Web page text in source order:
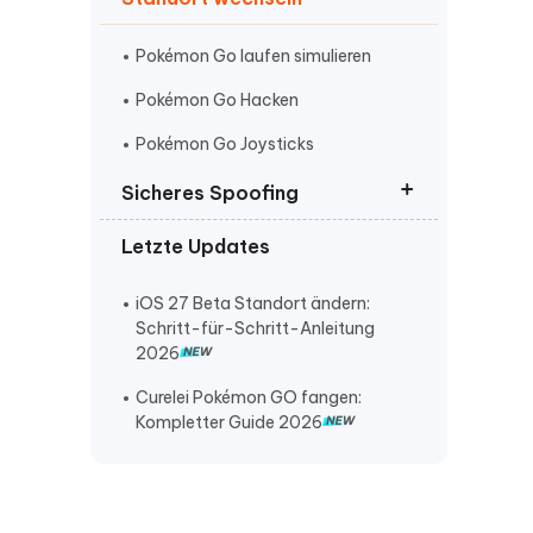
Mehr Nützliche Tipps
Pokémon Go laufen simulieren
Pokémon Go Hacken
Pokémon Go Joysticks
Sicheres Spoofing
Pokémon Go Softban vermeiden
Pokémon Go spielen ohne laufen
Pokémon Go Spoof ohne Ban
Letzte Updates
iOS 27 Beta Standort ändern:
Schritt-für-Schritt-Anleitung
2026
Curelei Pokémon GO fangen:
Kompletter Guide 2026